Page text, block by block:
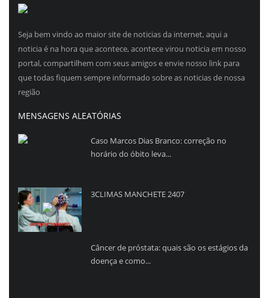
Seja bem vindo ao maior site de noticias da internet, aqui a
noticia é na hora que acontece, acontece virou noticia em nosso
portal, compartilhem com seus amigos e envie nosso link para
que todas fiquem sempre informado sobre as noticias de nossa
região
MENSAGENS ALEATÓRIAS
Caso Marcos Dias Branco: correção no
horário do óbito leva...
3CLIMAS MANCHETE 2407
Câncer de próstata: quais são os estágios da
doença e como...